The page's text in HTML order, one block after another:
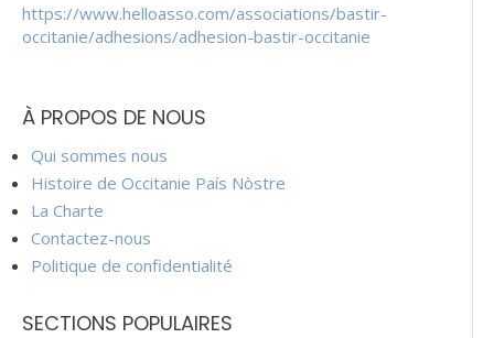
https://www.helloasso.com/associations/bastir-
occitanie/adhesions/adhesion-bastir-occitanie
À PROPOS DE NOUS
Qui sommes nous
Histoire de Occitanie País Nòstre
La Charte
Contactez-nous
Politique de confidentialité
SECTIONS POPULAIRES